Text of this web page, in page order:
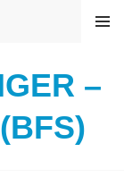
–
MENÜ